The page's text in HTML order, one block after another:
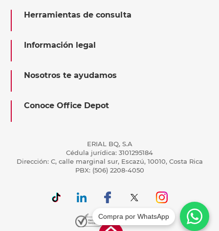
Herramientas de consulta
Información legal
Nosotros te ayudamos
Conoce Office Depot
ERIAL BQ, S.A
Cédula jurídica: 3101295184
Dirección: C, calle marginal sur, Escazú, 10010, Costa Rica
PBX: (506) 2208-4050
Compra por WhatsApp